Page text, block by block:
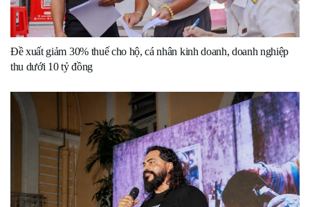
Đề xuất giảm 30% thuế cho hộ, cá nhân kinh doanh, doanh nghiệp
thu dưới 10 tỷ đồng